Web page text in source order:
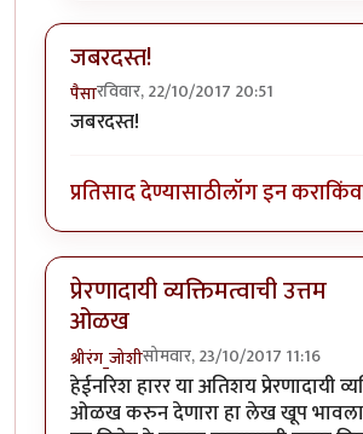
जबरदस्त!
पैसारविवार, 22/10/2017 20:51
जबरदस्त!
प्रतिसाद देण्यासाठीलॉग इन करा
प्रेरणादायी व्यक्तिमत्वाची उत्तम
ओळख
श्रीरंग_जोशीसोमवार, 23/10/2017 11:16
हेईनरिश हारर या अतिशय प्रेरणादायी
ओळख करुन देणारा हा लेख खूप